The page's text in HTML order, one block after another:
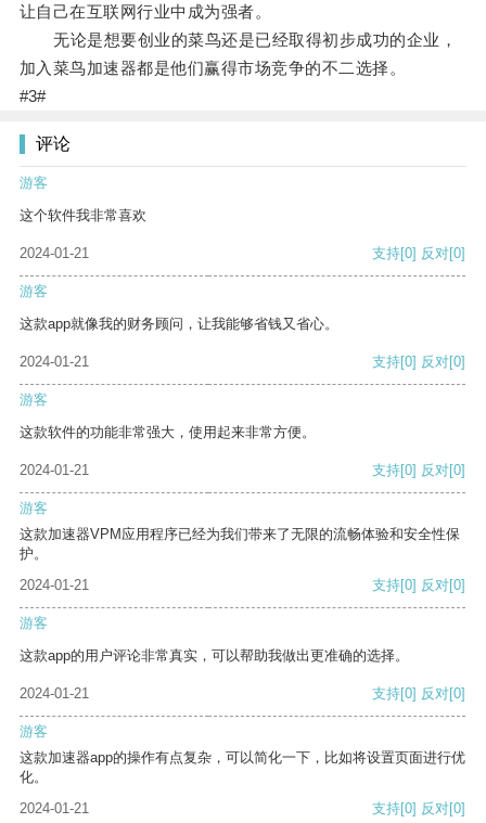
让自己在互联网行业中成为强者。
无论是想要创业的菜鸟还是已经取得初步成功的企业，
加入菜鸟加速器都是他们赢得市场竞争的不二选择。
#3#
评论
游客
这个软件我非常喜欢
2024-01-21 支持[0] 反对[0]
游客
这款app就像我的财务顾问，让我能够省钱又省心。
2024-01-21 支持[0] 反对[0]
游客
这款软件的功能非常强大，使用起来非常方便。
2024-01-21 支持[0] 反对[0]
游客
这款加速器VPM应用程序已经为我们带来了无限的流畅体验和安全性保
护。
2024-01-21
支持[0] 反对[0]
游客
这款app的用户评论非常真实，可以帮助我做出更准确的选择。
2024-01-21 支持[0] 反对[0]
游客
这款加速器app的操作有点复杂，可以简化一下，比如将设置页面进行优
化。
2024-01-21
支持[0] 反对[0]